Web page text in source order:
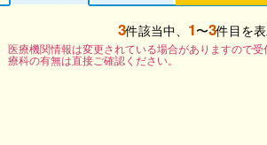
3件該当中、 1〜3件目を
医療機関情報は変更されている場合がありますので
療科の有無は直接ご確認ください。